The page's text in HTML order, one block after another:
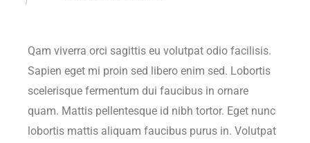
Qam viverra orci sagittis eu volutpat odio facilisis.
Sapien eget mi proin sed libero enim sed. Lobortis
scelerisque fermentum dui faucibus in ornare
quam. Mattis pellentesque id nibh tortor. Eget nunc
lobortis mattis aliquam faucibus purus in. Volutpat